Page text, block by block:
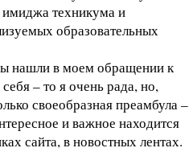
техникума и
образовательных
нашли в моем обращении к
– то я очень рада, но,
своеобразная преамбула –
и важное находится
сайта, в новостных лентах.